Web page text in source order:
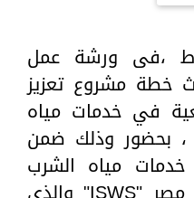
،فى ورشة عمل
خطة مشروع تعزيز
في خدمات مياه
بحضور وذلك ضمن
مياه الشرب